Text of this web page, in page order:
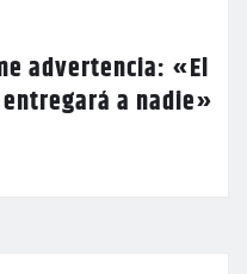
advertencia: «El
a nadie»